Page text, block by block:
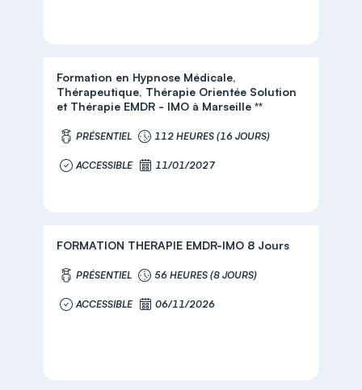
Formation en Hypnose Médicale,
Thérapeutique, Thérapie Orientée Solution
et Thérapie EMDR - IMO à Marseille **
PRÉSENTIEL 112 HEURES (16 JOURS)
ACCESSIBLE 11/01/2027
FORMATION THERAPIE EMDR-IMO 8 Jours
PRÉSENTIEL 56 HEURES (8 JOURS)
ACCESSIBLE 06/11/2026